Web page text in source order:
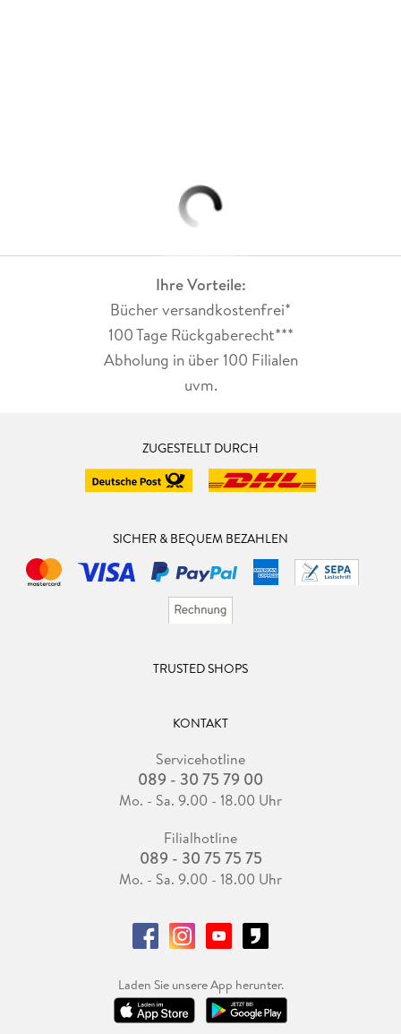
Ihre Vorteile:
Bücher versandkostenfrei*
100 Tage Rückgaberecht***
Abholung in über 100 Filialen
uvm.
ZUGESTELLT DURCH
SICHER & BEQUEM BEZAHLEN
TRUSTED SHOPS
KONTAKT
Servicehotline
089 - 30 75 79 00
Mo. - Sa. 9.00 - 18.00 Uhr
Filialhotline
089 - 30 75 75 75
Mo. - Sa. 9.00 - 18.00 Uhr
Laden Sie unsere App herunter.